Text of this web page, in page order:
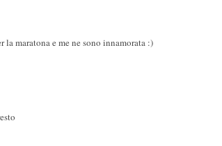
maratona e me ne sono innamorata :)